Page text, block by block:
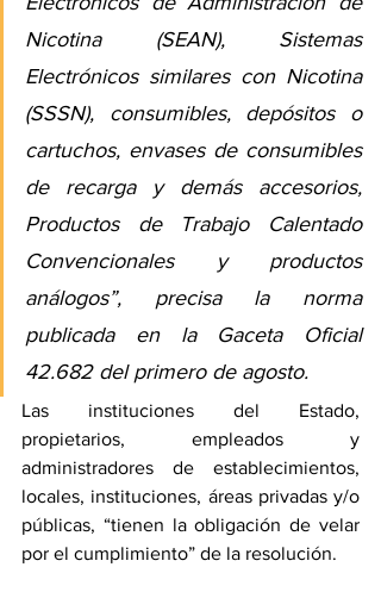
Nicotina (SEAN), Sistemas
Electrónicos similares con Nicotina
(SSSN), consumibles, depósitos o
cartuchos, envases de consumibles
de recarga y demás accesorios,
Productos de Trabajo Calentado
Convencionales y productos
análogos”, precisa la norma
publicada en la Gaceta Oficial
42.682 del primero de agosto.
Las instituciones del Estado,
propietarios, empleados y
administradores de establecimientos,
locales, instituciones, áreas privadas y/o
públicas, “tienen la obligación de velar
por el cumplimiento” de la resolución.